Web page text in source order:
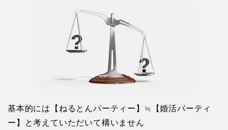
基本的には【ねるとんパーティー】≒【婚活パーティ
ー】と考えていただいて構いません